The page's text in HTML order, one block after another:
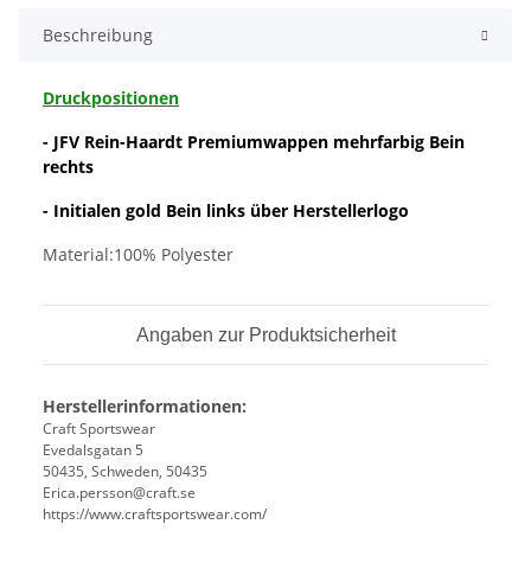
Beschreibung
Druckpositionen
- JFV Rein-Haardt Premiumwappen mehrfarbig Bein
rechts
- Initialen gold Bein links über Herstellerlogo
Material:100% Polyester
Angaben zur Produktsicherheit
Herstellerinformationen:
Craft Sportswear
Evedalsgatan 5
50435, Schweden, 50435
Erica.persson@craft.se
https://www.craftsportswear.com/